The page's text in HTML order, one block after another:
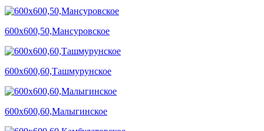
600х600,50,Мансуровское
600х600,60,Ташмурунское
600х600,60,Малыгинское